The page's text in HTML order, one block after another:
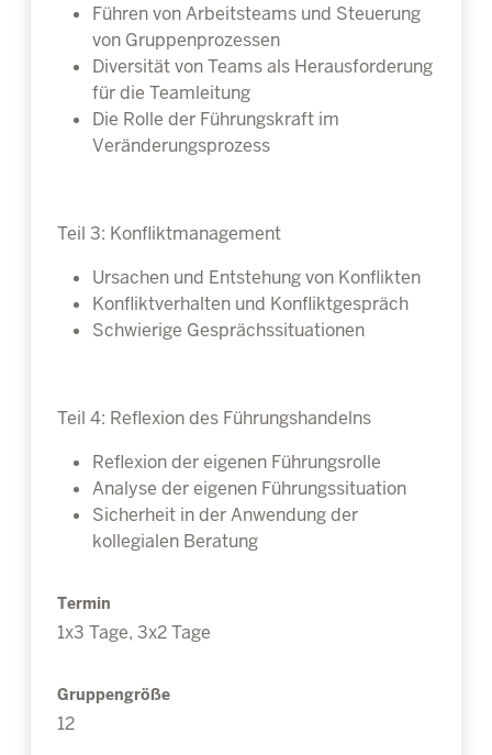
Führen von Arbeitsteams und Steuerung
von Gruppenprozessen
Diversität von Teams als Herausforderung
für die Teamleitung
Die Rolle der Führungskraft im
Veränderungsprozess
Teil 3: Konfliktmanagement
Ursachen und Entstehung von Konflikten
Konfliktverhalten und Konfliktgespräch
Schwierige Gesprächssituationen
Teil 4: Reflexion des Führungshandelns
Reflexion der eigenen Führungsrolle
Analyse der eigenen Führungssituation
Sicherheit in der Anwendung der
kollegialen Beratung
Termin
1x3 Tage, 3x2 Tage
Gruppengröße
12